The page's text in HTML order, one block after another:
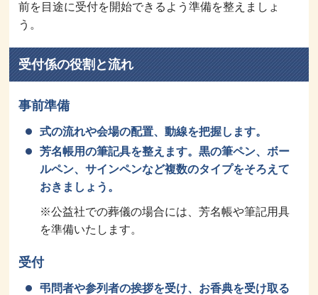
前を目途に受付を開始できるよう準備を整えましょ
う。
受付係の役割と流れ
事前準備
式の流れや会場の配置、動線を把握します。
芳名帳用の筆記具を整えます。黒の筆ペン、ボー
ルペン、サインペンなど複数のタイプをそろえて
おきましょう。
※公益社での葬儀の場合には、芳名帳や筆記用具
を準備いたします。
受付
弔問者や参列者の挨拶を受け、お香典を受け取る